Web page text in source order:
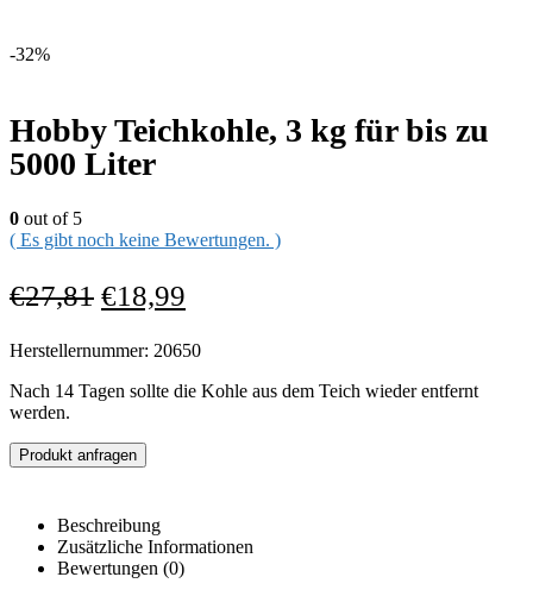
-32%
Hobby Teichkohle, 3 kg für bis zu
5000 Liter
0 out of 5
( Es gibt noch keine Bewertungen. )
€27,81 €18,99
Herstellernummer: 20650
Nach 14 Tagen sollte die Kohle aus dem Teich wieder entfernt
werden.
Produkt anfragen
Beschreibung
Zusätzliche Informationen
Bewertungen (0)